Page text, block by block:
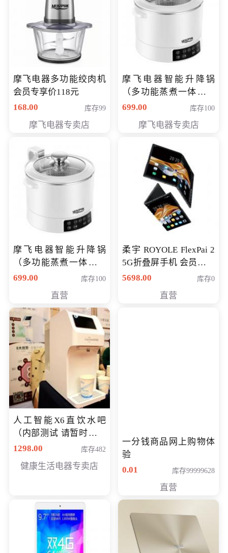
摩飞电器多功能绞肉机
会员专享价118元
168.00
库存99
摩飞电器专卖店
摩飞电器智能升降锅
（多功能蒸煮一体锅）
（智能升降养生锅） 会
699.00 库存100
摩飞电器专卖店
摩飞电器智能升降锅
（多功能蒸煮一体锅）
（智能升降养生锅） 会
699.00 库存100
直营
柔宇 ROYOLE FlexPai 2
5G折叠屏手机 会员专享
购买价格 4998元
5698.00 库存0
直营
人工智能X6直饮水吧
（内部测试 请暂时不要
购买）
1298.00 库存482
健康生活电器专卖店
一分钱商品网上购物体
验
0.01
库存99999628
直营